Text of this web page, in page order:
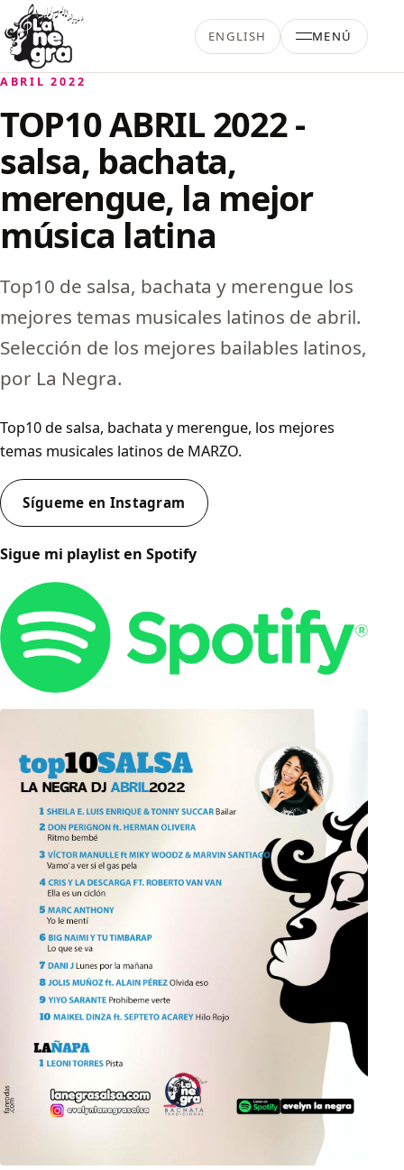
Saltar al contenido
La Negra Salsa
ENGLISH MENÚ
ABRIL 2022
TOP10 ABRIL 2022 -
salsa, bachata,
merengue, la mejor
música latina
Top10 de salsa, bachata y merengue los
mejores temas musicales latinos de abril.
Selección de los mejores bailables latinos,
por La Negra.
Top10 de salsa, bachata y merengue, los mejores
temas musicales latinos de MARZO.
Sígueme en Instagram
Sigue mi playlist en Spotify